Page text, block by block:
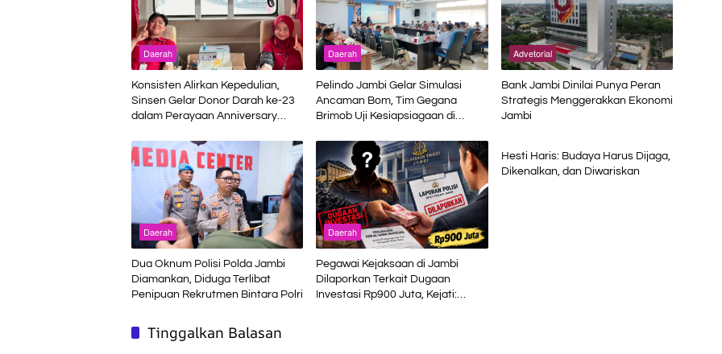
Daerah
Konsisten Alirkan Kepedulian,
Sinsen Gelar Donor Darah ke-23
dalam Perayaan Anniversary
Daerah
Pelindo Jambi Gelar Simulasi
Ancaman Bom, Tim Gegana
Brimob Uji Kesiapsiagaan di
Advetorial
Bank Jambi Dinilai Punya Peran
Strategis Menggerakkan Ekonomi
Jambi
Daerah
Dua Oknum Polisi Polda Jambi
Diamankan, Diduga Terlibat
Penipuan Rekrutmen Bintara Polri
Daerah
Pegawai Kejaksaan di Jambi
Dilaporkan Terkait Dugaan
Investasi Rp900 Juta, Kejati:
Hesti Haris: Budaya Harus Dijaga,
Dikenalkan, dan Diwariskan
Tinggalkan Balasan